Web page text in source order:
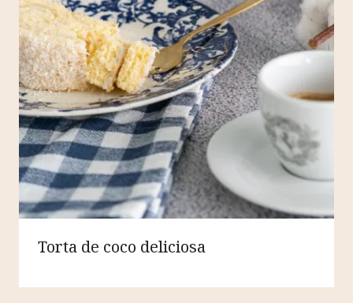
Torta de coco deliciosa